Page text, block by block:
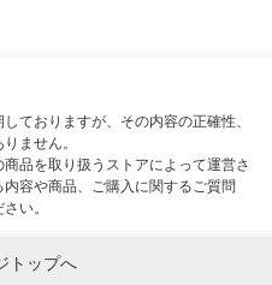
ておりますが、その内容の正確性、
ません。
品を取り扱うストアによって運営さ
容や商品、ご購入に関するご質問
い。
トップへ